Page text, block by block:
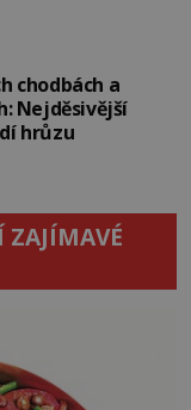
chodbách a
Nejděsivější
hrůzu
ZAJÍMAVÉ